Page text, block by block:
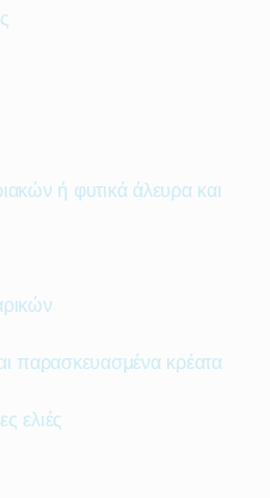
ή φυτικά άλευρα και
παρασκευασμένα κρέατα
ελιές